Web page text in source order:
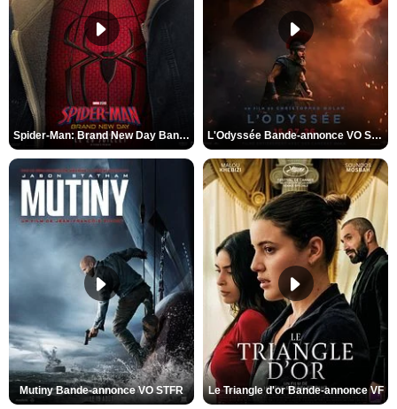
Spider-Man: Brand New Day Bande-annonce VO STFR L'Odyssée Bande-annonce VO STFR
Mutiny Bande-annonce VO STFR Le Triangle d'or Bande-annonce VF